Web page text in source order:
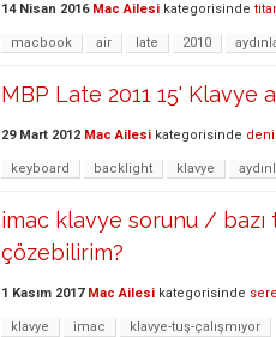
14 Nisan 2016 Mac Ailesi kategorisinde
macbook air late 2010
MBP Late 2011 15' Klavye
29 Mart 2012 Mac Ailesi kategorisinde
keyboard backlight klavye
imac klavye sorunu / bazı
çözebilirim?
1 Kasım 2017 Mac Ailesi kategorisinde
klavye imac klavye-tuş-çalışmıyor